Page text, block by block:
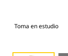
Toma en estudio